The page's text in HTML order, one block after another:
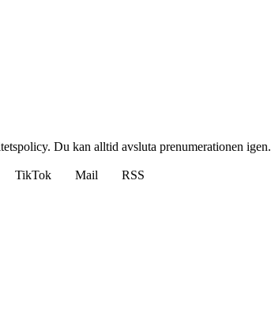
Du kan alltid avsluta prenumerationen igen.
TikTok Mail
RSS